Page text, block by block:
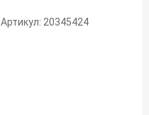
Артикул: 20345424